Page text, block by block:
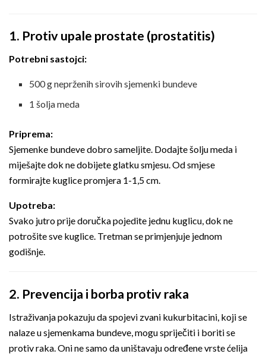
1. Protiv upale prostate (prostatitis)
Potrebni sastojci:
500 g neprženih sirovih sjemenki bundeve
1 šolja meda
Priprema:
Sjemenke bundeve dobro sameljite. Dodajte šolju meda i
miješajte dok ne dobijete glatku smjesu. Od smjese
formirajte kuglice promjera 1-1,5 cm.
Upotreba:
Svako jutro prije doručka pojedite jednu kuglicu, dok ne
potrošite sve kuglice. Tretman se primjenjuje jednom
godišnje.
2. Prevencija i borba protiv raka
Istraživanja pokazuju da spojevi zvani kukurbitacini, koji se
nalaze u sjemenkama bundeve, mogu spriječiti i boriti se
protiv raka. Oni ne samo da uništavaju određene vrste ćelija